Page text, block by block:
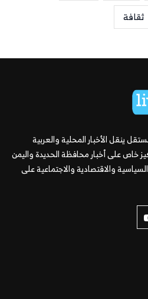
ثقافة
ينقل الأخبار المحلية والعربية
خاص على أخبار محافظة الحديدة واليمن
والاقتصادية والاجتماعية على